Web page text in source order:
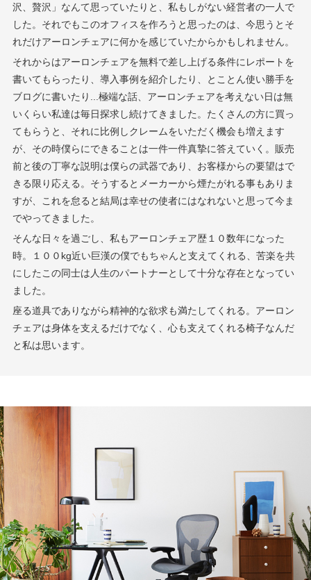
沢、贅沢」なんて思っていたりと、私もしがない経営者の一人で
した。それでもこのオフィスを作ろうと思ったのは、今思うとそ
れだけアーロンチェアに何かを感じていたからかもしれません。
それからはアーロンチェアを無料で差し上げる条件にレポートを
書いてもらったり、導入事例を紹介したり、とことん使い勝手を
ブログに書いたり...極端な話、アーロンチェアを考えない日は無
いくらい私達は毎日探求し続けてきました。たくさんの方に買っ
てもらうと、それに比例しクレームをいただく機会も増えます
が、その時僕らにできることは一件一件真摯に答えていく。販売
前と後の丁寧な説明は僕らの武器であり、お客様からの要望はで
きる限り応える。そうするとメーカーから煙たがれる事もありま
すが、これを怠ると結局は幸せの使者にはなれないと思って今ま
でやってきました。
そんな日々を過ごし、私もアーロンチェア歴１０数年になった
時。１００kg近い巨漢の僕でもちゃんと支えてくれる、苦楽を共
にしたこの同士は人生のパートナーとして十分な存在となってい
ました。
座る道具でありながら精神的な欲求も満たしてくれる。アーロン
チェアは身体を支えるだけでなく、心も支えてくれる椅子なんだ
と私は思います。